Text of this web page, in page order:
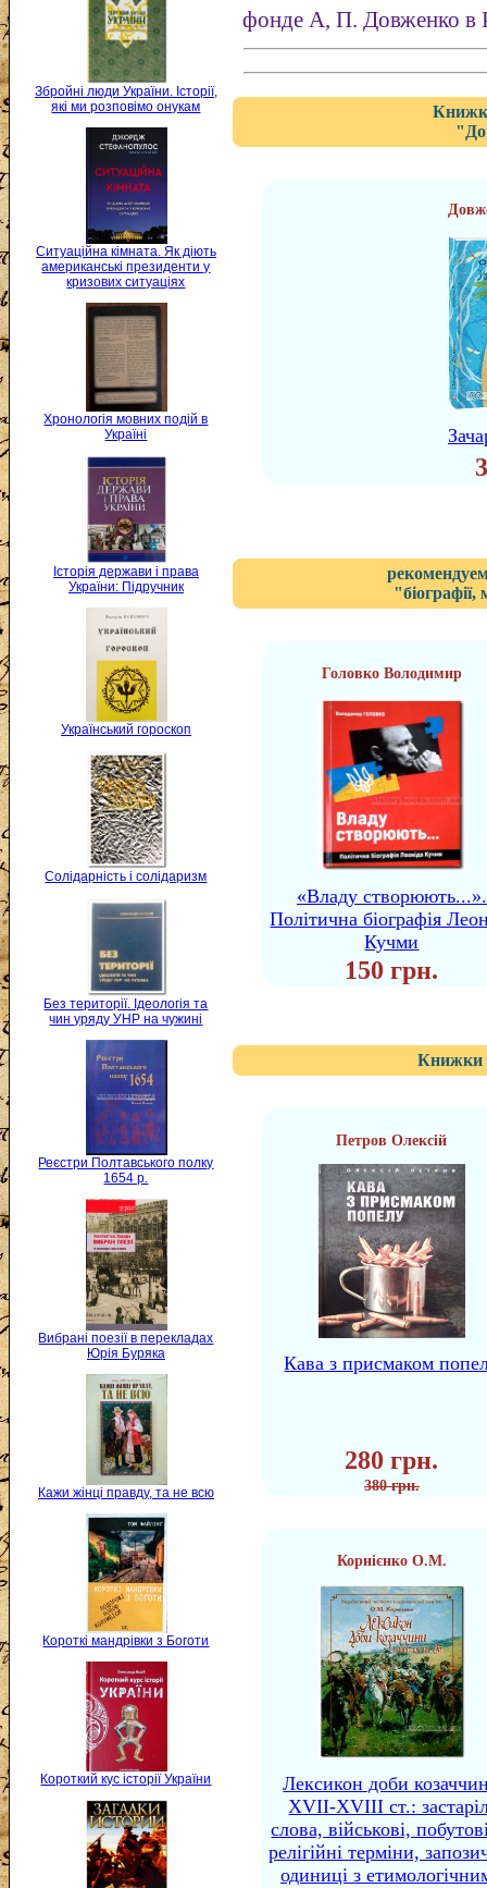
Збройні люди України. Історії,
які ми розповімо онукам
Ситуаційна кімната. Як діють
американські президенти у
кризових ситуаціях
Хронологія мовних подій в
Україні
Історія держави і права
України: Підручник
Український гороскоп
Солідарність і солідаризм
Без території. Ідеологія та
чин уряду УНР на чужині
Реєстри Полтавського полку
1654 р.
Вибрані поезії в перекладах
Юрія Буряка
Кажи жінці правду, та не всю
Короткі мандрівки з Боготи
Короткий кус історії України
фонде А, П. Довженко
Головко Володимир
«Владу створюють...».
Політична біографія
Кучми
150 грн.
Книжки
Петров Олексій
Кава з присмаком
280 грн.
380 грн.
Корнієнко О.М.
Лексикон доби
XVII-XVIII ст.:
слова, військові,
релігійні терміни,
одиниці з